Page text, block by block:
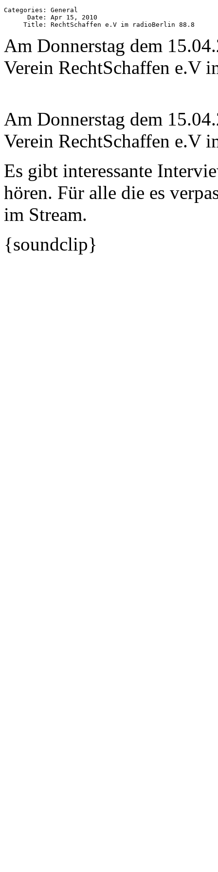
Categories: General
      Date: Apr 15, 2010
Am Donnerstag dem
Verein RechtSchaffen e.V
Am Donnerstag dem
Verein RechtSchaffen e.V
Es gibt interessante
hören. Für alle die es
im Stream.
{soundclip}